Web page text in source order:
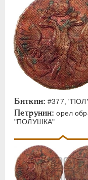
Биткин: #377,
Петрунин: орел
"ПОЛУШКА"
Денга
Полушка
Пробные
Для Пруссии
Ливонезы
Монетовидные
ПЕТР III 1762-1762
ЕКАТЕРИНА II
АЛЕКСАНДР I
НИКОЛАЙ I 1826-
АЛЕКСАНДР II